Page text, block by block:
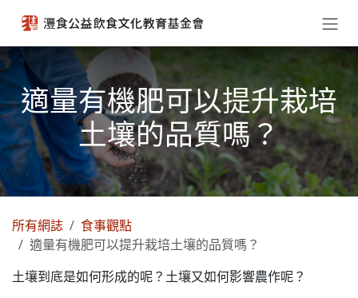
適量有機肥可以提升栽培
土壤的品質嗎？
所有網誌
食事觀點
適量有機肥可以提升栽培土壤的品質嗎？
土壤到底是如何形成的呢？土壤又如何影響農作呢？